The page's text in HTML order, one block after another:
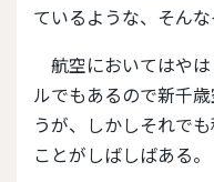
ているような、そんな
航空においてはやはり国際線も通ってる上ターミナ
ルでもあるので新千
うが、しかしそれで
ことがしばしばある。